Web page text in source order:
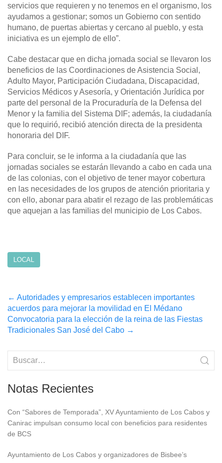
servicios que requieren y no tenemos en el organismo, los
ayudamos a gestionar; somos un Gobierno con sentido
humano, de puertas abiertas y cercano al pueblo, y esta
iniciativa es un ejemplo de ello”.
Cabe destacar que en dicha jornada social se llevaron los
beneficios de las Coordinaciones de Asistencia Social,
Adulto Mayor, Participación Ciudadana, Discapacidad,
Servicios Médicos y Asesoría, y Orientación Jurídica por
parte del personal de la Procuraduría de la Defensa del
Menor y la familia del Sistema DIF; además, la ciudadanía
que lo requirió, recibió atención directa de la presidenta
honoraria del DIF.
Para concluir, se le informa a la ciudadanía que las
jornadas sociales se estarán llevando a cabo en cada una
de las colonias, con el objetivo de tener mayor cobertura
en las necesidades de los grupos de atención prioritaria y
con ello, abonar para abatir el rezago de las problemáticas
que aquejan a las familias del municipio de Los Cabos.
LOCAL
Post
navigation
← Autoridades y empresarios establecen importantes
acuerdos para mejorar la movilidad en El Médano
Convocatoria para la elección de la reina de las Fiestas
Tradicionales San José del Cabo →
Notas Recientes
Con “Sabores de Temporada”, XV Ayuntamiento de Los Cabos y
Canirac impulsan consumo local con beneficios para residentes
de BCS
Ayuntamiento de Los Cabos y organizadores de Bisbee’s